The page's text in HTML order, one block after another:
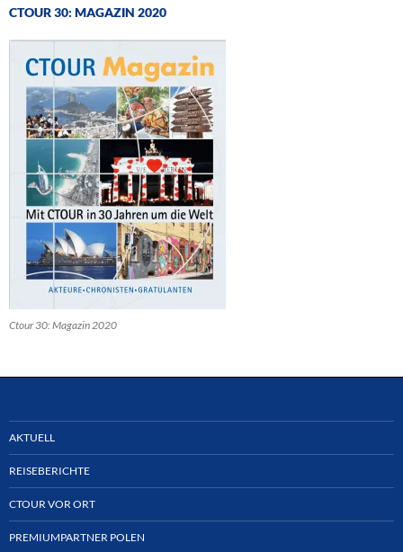
CTOUR 30: MAGAZIN 2020
Ctour 30: Magazin 2020
AKTUELL
REISEBERICHTE
CTOUR VOR ORT
PREMIUMPARTNER POLEN